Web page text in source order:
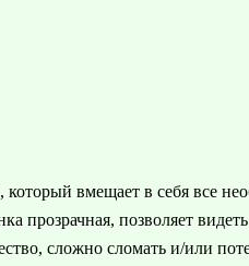
вмещает в себя все
прозрачная, позволяет
сложно сломать и/или